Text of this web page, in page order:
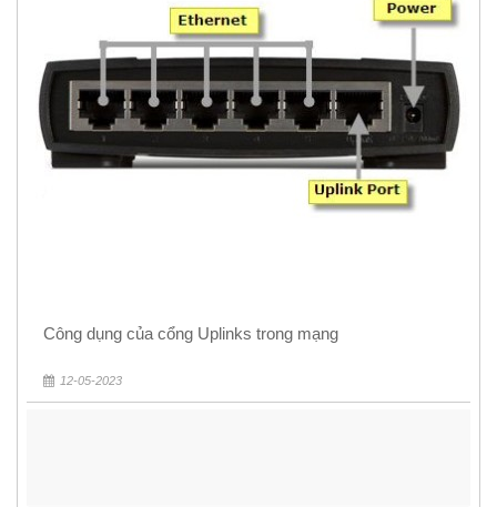
Công dụng của cổng Uplinks trong mạng
12-05-2023